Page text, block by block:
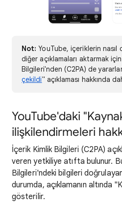
Not: YouTube, içeriklerin
diğer açıklamaları aktarmak
Bilgileri'nden (C2PA) de
çekildi" açıklaması hakkında
YouTube'daki
ilişkilendirmeleri
İçerik Kimlik Bilgileri (C2PA)
veren yetkiliye atıfta bulunur.
Bilgileri'ndeki bilgileri
durumda, açıklamanın altında
gösterilir.